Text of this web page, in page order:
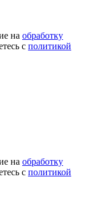
на обработку
с политикой
на обработку
с политикой